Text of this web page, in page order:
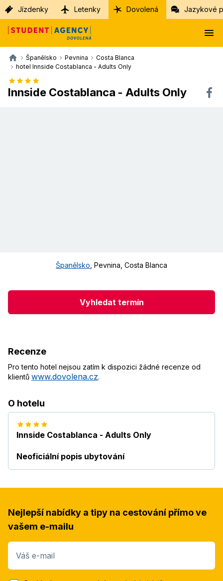
Jízdenky Letenky Dovolená Jazykové
Španělsko Pevnina
Costa Blanca
hotel Innside Costablanca - Adults Only
Innside Costablanca - Adults Only
Španělsko Pevnina Costa Blanca
Vyhledat termín
Recenze
Pro tento hotel nejsou zatím k dispozici žádné recenze od
klientů www.dovolena.cz.
O hotelu
Innside Costablanca - Adults Only
Neoficiální popis ubytování
Nejlepší nabídky a tipy na cestování přímo ve
vašem e-mailu
Váš e-mail